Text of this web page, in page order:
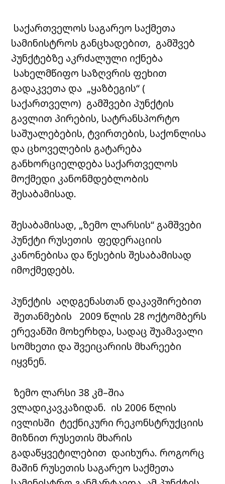
საქართველოს საგარეო საქმეთა
სამინისტროს განცხადებით, გამშვებ
პუნქტებზე აკრძალული იქნება
სახელმწიფო საზღვრის ფეხით
გადაკვეთა და „ყაზბეგის“ (
საქართველო) გამშვები პუნქტის
გავლით პირების, სატრანსპორტო
საშუალებების, ტვირთების, საქონლისა
და ცხოველების გატარება
განხორციელდება საქართველოს
მოქმედი კანონმდებლობის
შესაბამისად.
შესაბამისად, „ზემო ლარსის“ გამშვები
პუნქტი რუსეთის ფედერაციის
კანონებისა და წესების შესაბამისად
იმოქმედებს.
პუნქტის აღდგენასთან დაკავშირებით
შეთანმების 2009 წლის 28 ოქტომბერს
ერევანში მოხერხდა, სადაც შუამავალი
სომხეთი და შვეიცარიის მხარეები
იყვნენ.
ზემო ლარსი 38 კმ–შია
ვლადიკავკაზიდან. ის 2006 წლის
ივლისში ტექნიკური რეკონსტრუქციის
მიზნით რუსეთის მხარის
გადაწყვეტილებით დაიხურა. როგორც
მაშინ რუსეთის საგარეო საქმეთა